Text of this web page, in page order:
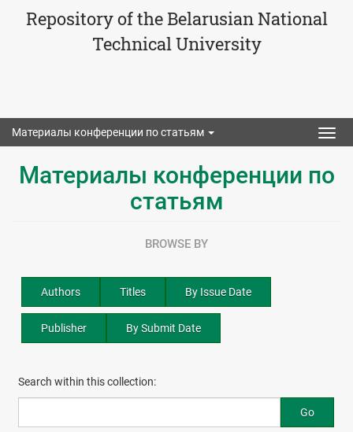
Repository of the Belarusian National
Technical University
Материалы конференции по статьям
Материалы конференции по
статьям
BROWSE BY
Authors Titles By Issue Date
Publisher By Submit Date
Search within this collection:
Go